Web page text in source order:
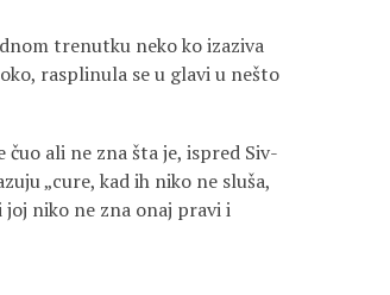
trenutku neko ko izaziva
rasplinula se u glavi u nešto
ali ne zna šta je, ispred Siv-
„cure, kad ih niko ne sluša,
niko ne zna onaj pravi i